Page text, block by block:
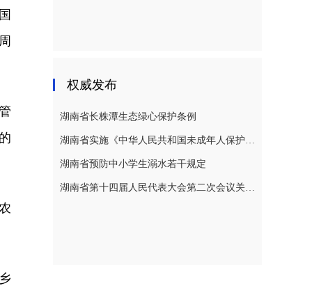
权威发布
湖南省长株潭生态绿心保护条例
湖南省实施《中华人民共和国未成年人保护法》若干规定
湖南省预防中小学生溺水若干规定
湖南省第十四届人民代表大会第二次会议关于湖南省人民代表大会常务委员会工作报告的决议